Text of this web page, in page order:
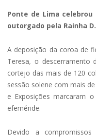
Ponte de Lima
outorgado pela Rainha
A deposição da coroa de
Teresa, o descerramento
cortejo das mais de 120
sessão solene com mais
e Exposições marcaram
efeméride.
Devido a